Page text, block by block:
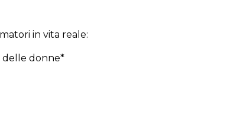
in vita reale:
delle donne*